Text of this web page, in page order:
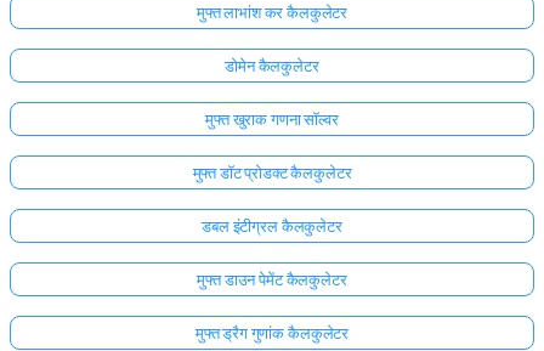
यहाँ
लॉग
इन
मुफ्त लाभांश कर कैलकुलेटर
डोमेन कैलकुलेटर
मुफ्त खुराक गणना सॉल्वर
मुफ्त डॉट प्रोडक्ट कैलकुलेटर
डबल इंटीग्रल कैलकुलेटर
मुफ्त डाउन पेमेंट कैलकुलेटर
मुफ्त ड्रैग गुणांक कैलकुलेटर